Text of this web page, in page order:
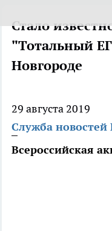
Стало
"Тотальный
Новгороде
29 августа 2019
Служба
Всероссийская